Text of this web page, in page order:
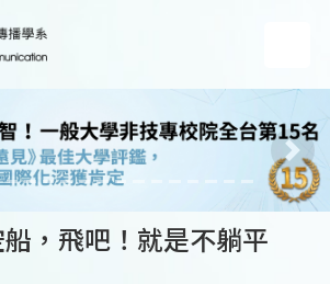
Next
，飛吧！就是不躺平